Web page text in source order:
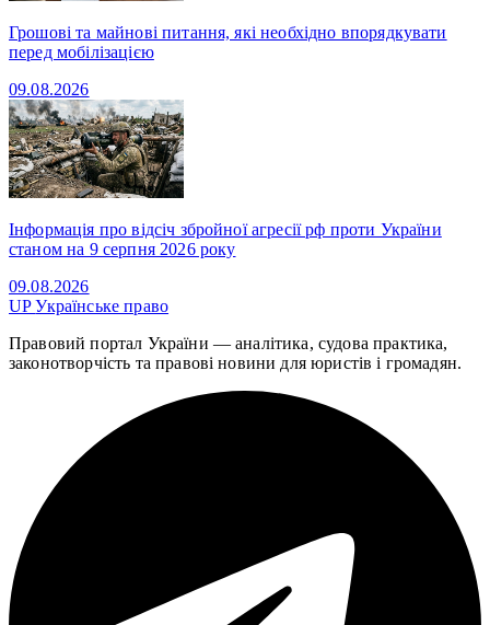
Грошові та майнові питання, які необхідно впорядкувати
перед мобілізацією
09.08.2026
Інформація про відсіч збройної агресії рф проти України
станом на 9 серпня 2026 року
09.08.2026
UPУкраїнське право
Правовий портал України — аналітика, судова практика,
законотворчість та правові новини для юристів і громадян.